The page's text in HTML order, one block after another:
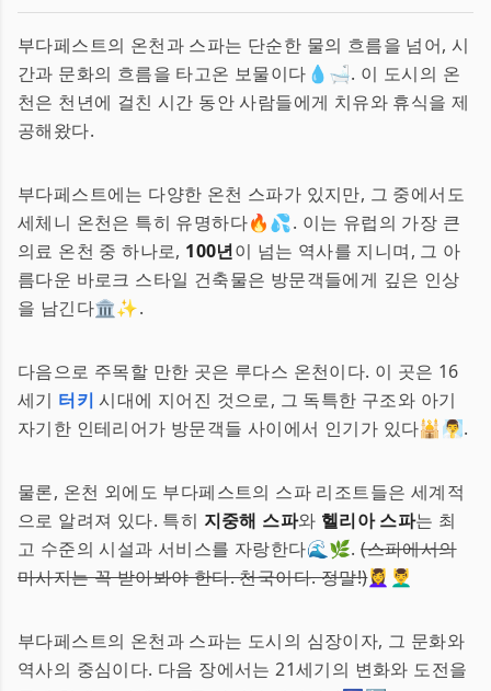
부다페스트의 온천과 스파는 단순한 물의 흐름을 넘어, 시
간과 문화의 흐름을 타고온 보물이다💧🛁. 이 도시의 온
천은 천년에 걸친 시간 동안 사람들에게 치유와 휴식을 제
공해왔다.
부다페스트에는 다양한 온천 스파가 있지만, 그 중에서도
세체니 온천은 특히 유명하다🔥💦. 이는 유럽의 가장 큰
의료 온천 중 하나로, 100년이 넘는 역사를 지니며, 그 아
름다운 바로크 스타일 건축물은 방문객들에게 깊은 인상
을 남긴다🏛️✨.
다음으로 주목할 만한 곳은 루다스 온천이다. 이 곳은 16
세기 터키 시대에 지어진 것으로, 그 독특한 구조와 아기
자기한 인테리어가 방문객들 사이에서 인기가 있다🕌🧖‍♂️.
물론, 온천 외에도 부다페스트의 스파 리조트들은 세계적
으로 알려져 있다. 특히 지중해 스파와 헬리아 스파는 최
고 수준의 시설과 서비스를 자랑한다🌊🌿.(스파에서의
마사지는 꼭 받아봐야 한다. 천국이다. 정말!)💆‍♀️💆‍♂️
부다페스트의 온천과 스파는 도시의 심장이자, 그 문화와
역사의 중심이다. 다음 장에서는 21세기의 변화와 도전을